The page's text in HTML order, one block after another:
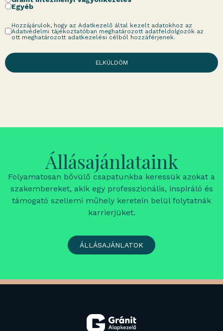
Egyéb
Hozzájárulok, hogy az Adatkezelő által kezelt adatokhoz az
Adatvédelmi tájékoztatóban meghatározott adatfeldolgozók az
ott meghatározott adatkezelési célból hozzáférjenek.
ELKÜLDÖM
Állásajánlataink
Folyamatosan bővülő csapatunkba keressük azokat a
szakembereket, akik egy professzionális, inspiráló és
támogató szellemi műhely keretein belül folytatnák
karrierjüket.
ÁLLÁSAJÁNLATOK